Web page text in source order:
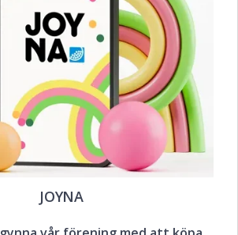
JOYNA